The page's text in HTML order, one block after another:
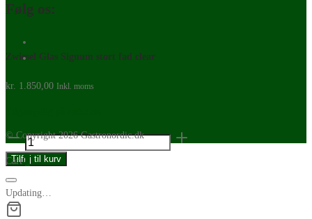
Zwiesel Glas Signum stort fad clear
kr. 1.850,00 Inkl. moms
Zwiesel
Glas
Signum
Tilføj til kurv
Følg os:
© Copyright 2026 Gastronordic.dk
Cart
Updating…